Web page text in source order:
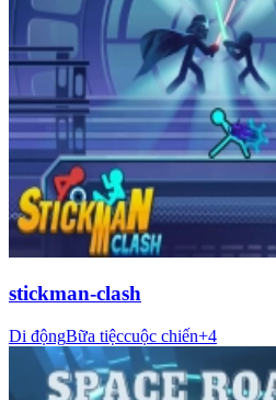
stickman-clash
Di độngBữa tiệccuộc chiến+4